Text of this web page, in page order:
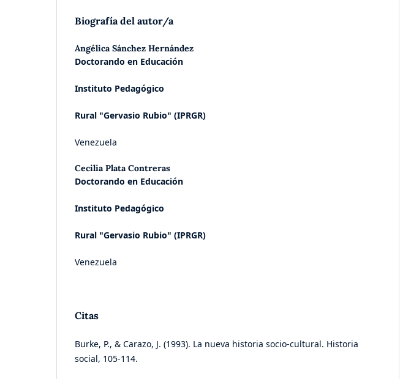
Biografía del autor/a
Angélica Sánchez Hernández
Doctorando en Educación
Instituto Pedagógico
Rural "Gervasio Rubio" (IPRGR)
Venezuela
Cecilia Plata Contreras
Doctorando en Educación
Instituto Pedagógico
Rural "Gervasio Rubio" (IPRGR)
Venezuela
Citas
Burke, P., & Carazo, J. (1993). La nueva historia socio-cultural. Historia
social, 105-114.